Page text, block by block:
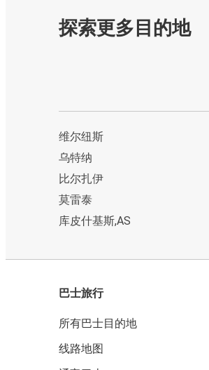
探索更多目的地
维尔纽斯
乌特纳
比尔扎伊
莫雷泰
库皮什基斯,AS
巴士旅行
所有巴士目的地
线路地图